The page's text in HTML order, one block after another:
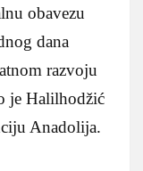
obavezu
dana
razvoju
je Halilhodžić
Anadolija.